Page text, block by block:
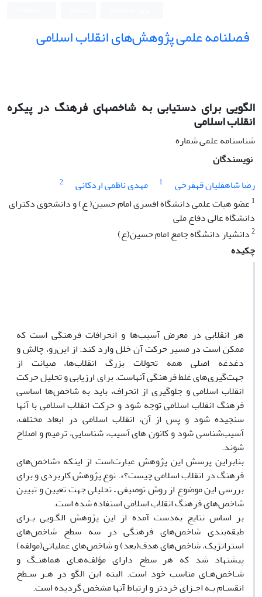
فصلنامه علمی پژوهش‌های انقلاب اسلامی
الگویی برای دستیابی به شاخصهای فرهنگ در پیکره
انقلاب اسلامی
شناسنامه علمی شماره
نویسندگان
رضا شاهقلیان قهفرخی
1 مهدی ناظمی اردکانی
2
1 عضو هیات علمی دانشگاه افسری امام حسین( ع) و دانشجوی دکترای
دانشگاه عالی دفاع ملی
2دانشیار دانشگاه جامع امام حسین(ع)
چکیده
هر انقلابی در معرض آسیب‌ها و انحرافات فرهنگی است که
ممکن است در مسیر حرکت آن خلل وارد کند. از این‌رو، چالش و
دغدغه اصلی همه تحولات بزرگ انقلاب‌ها، صیانت از
جهت‌گیری‌های غلط فرهنگی آنهاست. برای ارزیابی و تحلیل حرکت
انقلاب اسلامی و جلوگیری از انحراف، باید به شاخص‌ها اساسی
فرهنگ انقلاب اسلامی توجه شود و حرکت انقلاب اسلامی با آنها
سنجیده شود و پس از آن، انقلاب اسلامی در ابعاد مختلف،
آسیب‌شناسی شود و کانون های آسیب، شناسایی، ترمیم و اصلاح
شوند.
بنابراین پرسش این پژوهش عبارت‌است از اینکه «شاخص‌های
فرهنگ در انقلاب اسلامی چیست؟». نوع پژوهش کاربردی و برای
بررسی این موضوع از روش توصیفی – تحلیلی جهت تعیین و تبیین
شاخص‌های فرهنگ انقلاب اسلامی استفاده شده است.
بر اساس نتایج به‌دست آمده از این پژوهش الگـویی بـرای
طبقه‌بندی شاخص‌های فرهنگی در سه سطح شاخص‌های
استراتژیک، شاخص‌های هدف(بعد) و شاخص‌های عملیاتی(مولفه)
پیشنهاد شد که هر سطح دارای مؤلفـه‌هـای هماهنـگ و
شـاخص‌هـای مناسب خود است. البته این الگو در هـر سـطح
انقسـام بـه اجـزای خردتر و ارتباط آنها مشخص گردیده است.